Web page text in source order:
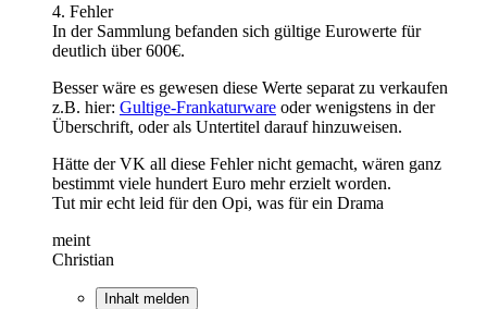
4. Fehler
In der Sammlung befanden sich gültige Eurowerte für
deutlich über 600€.
Besser wäre es gewesen diese Werte separat zu verkaufen
z.B. hier: Gultige-Frankaturware oder wenigstens in der
Überschrift, oder als Untertitel darauf hinzuweisen.
Hätte der VK all diese Fehler nicht gemacht, wären ganz
bestimmt viele hundert Euro mehr erzielt worden.
Tut mir echt leid für den Opi, was für ein Drama
meint
Christian
Inhalt melden